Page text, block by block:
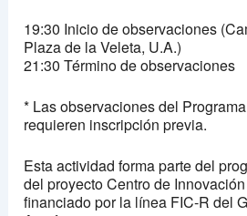
19:30 Inicio de observaciones
Plaza de la Veleta, U.A.)
21:30 Término de observaciones
* Las observaciones del
requieren inscripción previa.
Esta actividad forma parte del
del proyecto Centro de
financiado por la línea FIC-R del